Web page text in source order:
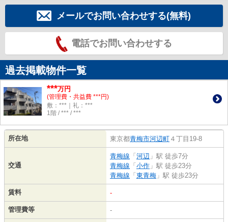
メールでお問い合わせする(無料)
電話でお問い合わせする
過去掲載物件一覧
***万円
(管理費・共益費 ***円)
敷：***｜礼：***
1階 / *** / ***
所在地 東京都青梅市河辺町 ４丁目19-8
交通
青梅線 「河辺 」駅 徒歩7分
青梅線 「小作 」駅 徒歩23分
青梅線 「東青梅 」駅 徒歩23分
賃料 -
管理費等 -